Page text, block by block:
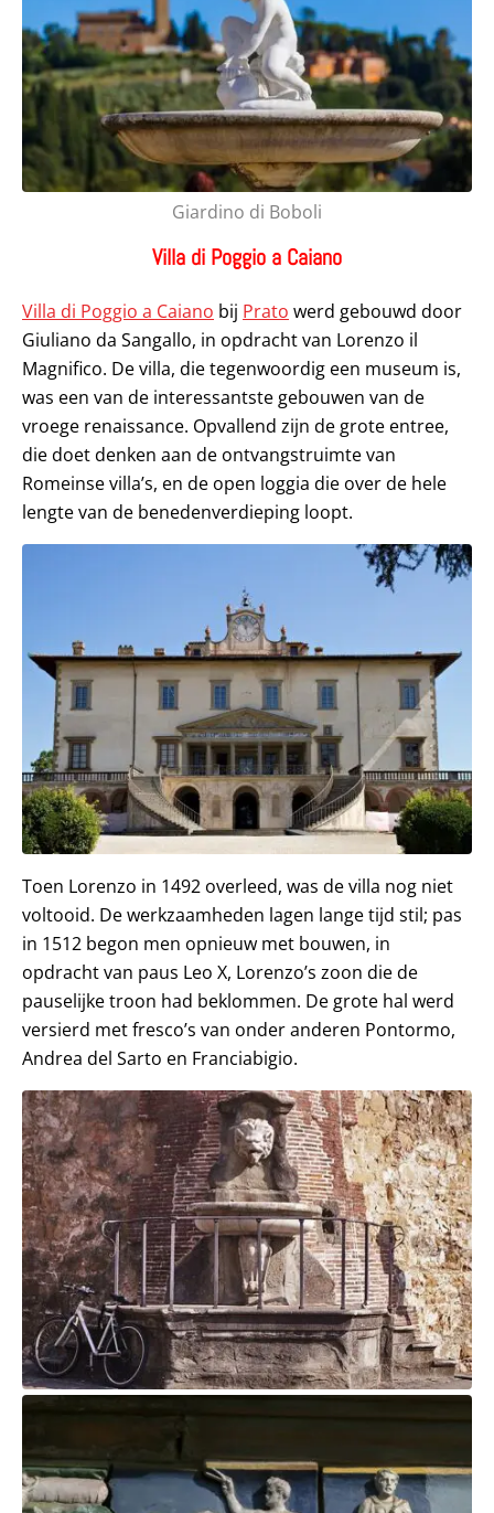
Giardino di Boboli
Villa di Poggio a Caiano
Villa di Poggio a Caiano bij Prato werd gebouwd door
Giuliano da Sangallo, in opdracht van Lorenzo il
Magnifico. De villa, die tegenwoordig een museum is,
was een van de interessantste gebouwen van de
vroege renaissance. Opvallend zijn de grote entree,
die doet denken aan de ontvangstruimte van
Romeinse villa’s, en de open loggia die over de hele
lengte van de benedenverdieping loopt.
Toen Lorenzo in 1492 overleed, was de villa nog niet
voltooid. De werkzaamheden lagen lange tijd stil; pas
in 1512 begon men opnieuw met bouwen, in
opdracht van paus Leo X, Lorenzo’s zoon die de
pauselijke troon had beklommen. De grote hal werd
versierd met fresco’s van onder anderen Pontormo,
Andrea del Sarto en Franciabigio.